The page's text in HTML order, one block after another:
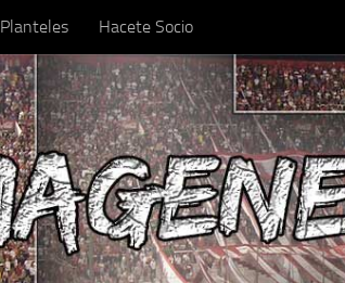
Planteles Hacete Socio